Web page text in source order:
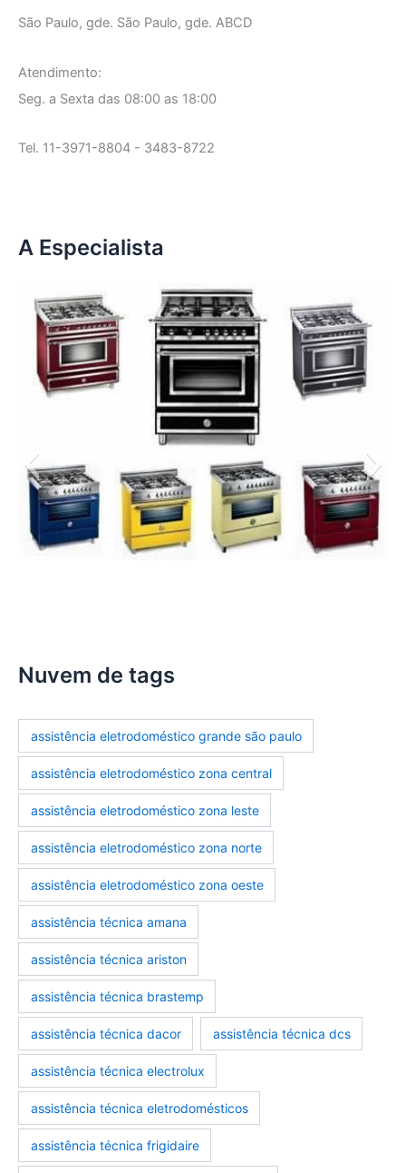
São Paulo, gde. São Paulo, gde. ABCD
Atendimento:
Seg. a Sexta das 08:00 as 18:00
Tel. 11-3971-8804 - 3483-8722
A Especialista
assistencia-tecnica-fogoes
assistencia-tecnica-eletrodomesticos
marcas-eletrodomesticos
Nuvem de tags
assistência eletrodoméstico grande são paulo
assistência eletrodoméstico zona central
assistência eletrodoméstico zona leste
assistência eletrodoméstico zona norte
assistência eletrodoméstico zona oeste
assistência técnica amana
assistência técnica ariston
assistência técnica brastemp
assistência técnica dacor assistência técnica dcs
assistência técnica electrolux
assistência técnica eletrodomésticos
assistência técnica frigidaire